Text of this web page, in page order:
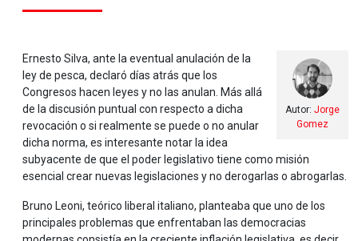
Autor: Jorge
Gomez
Ernesto Silva, ante la eventual anulación de la
ley de pesca, declaró días atrás que los
Congresos hacen leyes y no las anulan. Más allá
de la discusión puntual con respecto a dicha
revocación o si realmente se puede o no anular
dicha norma, es interesante notar la idea
subyacente de que el poder legislativo tiene como misión
esencial crear nuevas legislaciones y no derogarlas o abrogarlas.
Bruno Leoni, teórico liberal italiano, planteaba que uno de los
principales problemas que enfrentaban las democracias